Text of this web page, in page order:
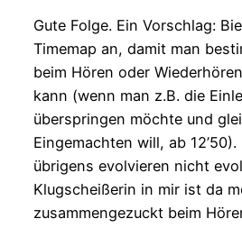
Gute Folge. Ein Vorschlag:
Timemap an, damit man
beim Hören oder
kann (wenn man z.B. die
überspringen möchte und
Eingemachten will, ab
übrigens evolvieren nicht
Klugscheißerin in mir ist da
zusammengezuckt beim